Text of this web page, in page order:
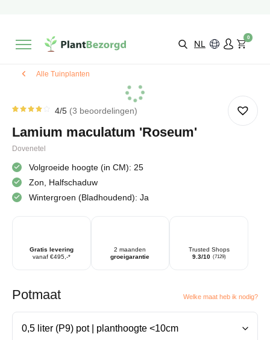
Kies zelf je
bezorgmoment & locatie NL
0
Alle Tuinplanten
op 5
gebaseerd
klantbeoordelingen
4/5 3 beoordelingen
Lamium maculatum 'Roseum'
Dovenetel
Volgroeide hoogte (in CM): 25
Zon, Halfschaduw
Wintergroen (Bladhoudend): Ja
Gratis levering
vanaf €495,-*
2 maanden
groeigarantie
Trusted Shops
9.3/10 (7129)
Potmaat Welke maat heb ik nodig?